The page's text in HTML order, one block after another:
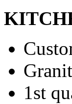
1st